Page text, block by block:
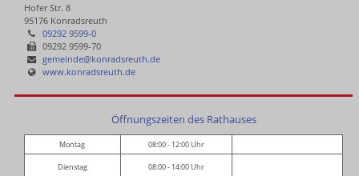
Hofer Str. 8
95176 Konradsreuth
09292 9599-0
09292 9599-70
gemeinde@konradsreuth.de
www.konradsreuth.de
Öffnungszeiten des Rathauses
Montag 08:00 - 12:00 Uhr
Dienstag 08:00 - 14:00 Uhr